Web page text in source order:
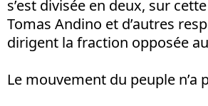
s’est divisée en deux, sur
Tomas Andino et d’autres
dirigent la fraction opposée
Le mouvement du peuple n’a